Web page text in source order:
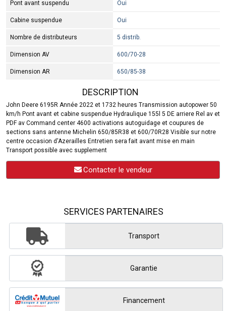
Pont avant suspendu Oui
Cabine suspendue Oui
Nombre de distributeurs 5 distrib.
Dimension AV 600/70-28
Dimension AR 650/85-38
DESCRIPTION
John Deere 6195R Année 2022 et 1732 heures Transmission autopower 50
km/h Pont avant et cabine suspendue Hydraulique 155l 5 DE arriere Rel av et
PDF av Command center 4600 activations autoguidage et coupures de
sections sans antenne Michelin 650/85R38 et 600/70R28 Visible sur notre
centre occasion d'Azerailles Entretien sera fait avant mise en main
Transport possible avec supplement
Contacter le vendeur
SERVICES PARTENAIRES
Transport
Garantie
Financement